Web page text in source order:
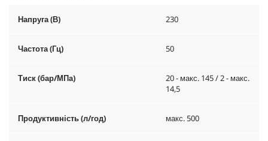
Напруга (В) 230
Частота (Гц) 50
Тиск (бар/МПа)
20 - макс. 145 / 2 - макс.
14,5
Продуктивність (л/год) макс. 500